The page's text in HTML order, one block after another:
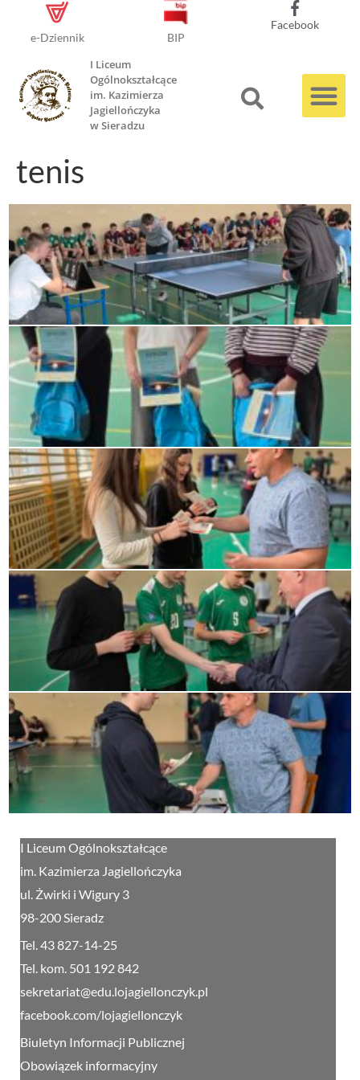
e-Dziennik BIP
Facebook
I Liceum
Ogólnokształcące
im. Kazimierza
Jagiellończyka
w Sieradzu
tenis
I Liceum Ogólnokształcące
im. Kazimierza Jagiellończyka
ul. Żwirki i Wigury 3
98-200 Sieradz
Tel. 43 827-14-25
Tel. kom. 501 192 842
sekretariat@edu.lojagiellonczyk.pl
facebook.com/lojagiellonczyk
Biuletyn Informacji Publicznej
Obowiązek informacyjny